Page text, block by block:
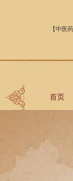
【中医
首页